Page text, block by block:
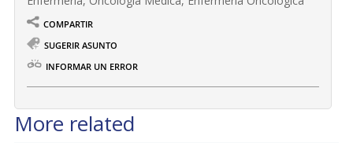
COMPARTIR
SUGERIR ASUNTO
INFORMAR UN ERROR
More related